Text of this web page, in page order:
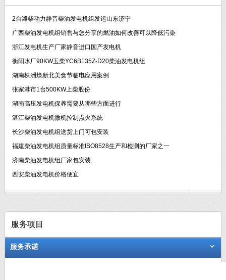
2台潍柴动力静音柴油发电机组发运山东济宁
广西柴油发电机组销售与您分享的燃油如何改善可以降低污染
浙江发电机生产厂家静音进口国产发电机
衡阳水厂90KW玉柴YC6B135Z-D20柴油发电机组
湖南株洲焕新北美食节临电应用案例
张家港市1台500KW上柴股份
湖南高压发电机保养需要从哪些方面进行
湛江柴油发电机微机控制点火系统
长沙柴油发电机组送货上门可包安装
福建柴油发电机组质量标准ISO8528生产和检测的厂家之一
济南柴油发电机组厂家包安装
西安柴油发电机价格便宜
服务项目
服务承诺